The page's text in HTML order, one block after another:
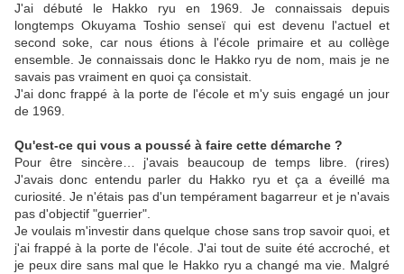
J'ai débuté le Hakko ryu en 1969. Je connaissais depuis
longtemps Okuyama Toshio senseï qui est devenu l'actuel et
second soke, car nous étions à l'école primaire et au collège
ensemble. Je connaissais donc le Hakko ryu de nom, mais je ne
savais pas vraiment en quoi ça consistait.
J'ai donc frappé à la porte de l'école et m'y suis engagé un jour
de 1969.
Qu'est-ce qui vous a poussé à faire cette démarche ?
Pour être sincère… j'avais beaucoup de temps libre. (rires)
J'avais donc entendu parler du Hakko ryu et ça a éveillé ma
curiosité. Je n'étais pas d'un tempérament bagarreur et je n'avais
pas d'objectif "guerrier".
Je voulais m'investir dans quelque chose sans trop savoir quoi, et
j'ai frappé à la porte de l'école. J'ai tout de suite été accroché, et
je peux dire sans mal que le Hakko ryu a changé ma vie. Malgré